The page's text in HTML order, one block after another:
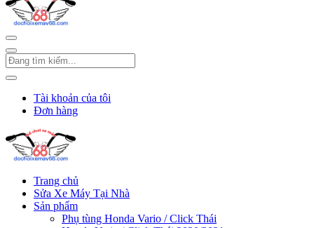
Tài khoản của tôi
Đơn hàng
Trang chủ
Sửa Xe Máy Tại Nhà
Sản phẩm
Phụ tùng Honda Vario / Click Thái